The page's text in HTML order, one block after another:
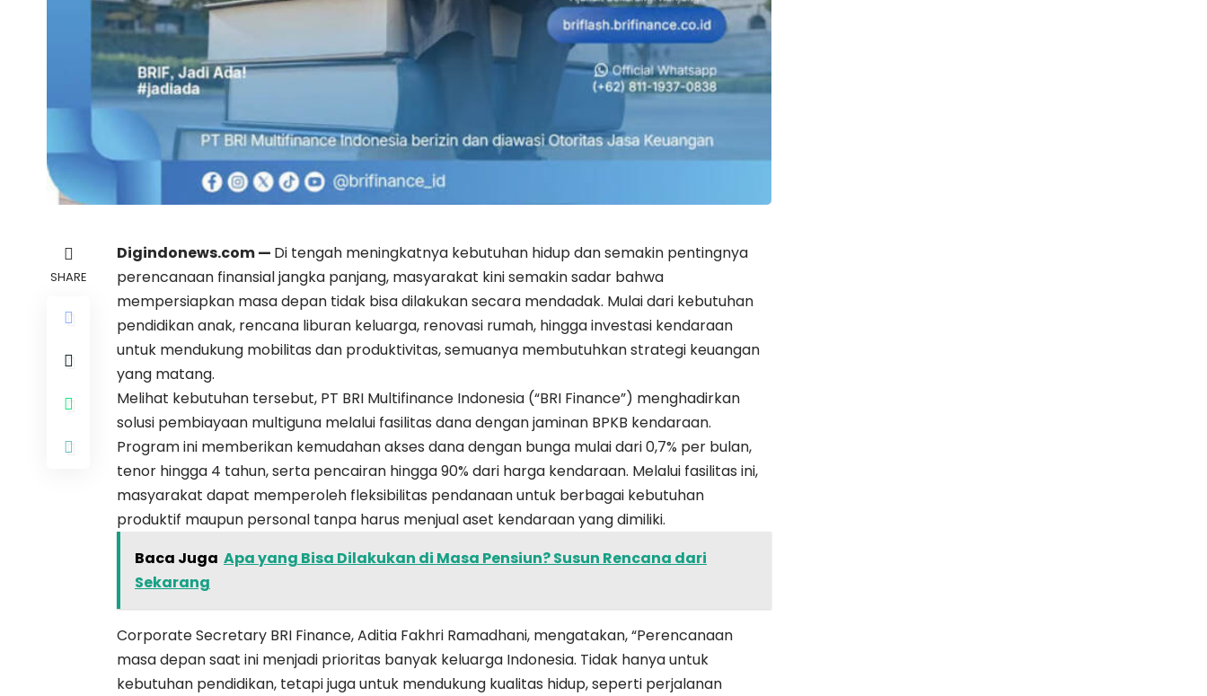
SHARE
Digindonews.com— Di tengah meningkatnya kebutuhan hidup dan semakin pentingnya
perencanaan finansial jangka panjang, masyarakat kini semakin sadar bahwa
mempersiapkan masa depan tidak bisa dilakukan secara mendadak. Mulai dari kebutuhan
pendidikan anak, rencana liburan keluarga, renovasi rumah, hingga investasi kendaraan
untuk mendukung mobilitas dan produktivitas, semuanya membutuhkan strategi keuangan
yang matang.
Melihat kebutuhan tersebut, PT BRI Multifinance Indonesia (“BRI Finance”) menghadirkan
solusi pembiayaan multiguna melalui fasilitas dana dengan jaminan BPKB kendaraan.
Program ini memberikan kemudahan akses dana dengan bunga mulai dari 0,7% per bulan,
tenor hingga 4 tahun, serta pencairan hingga 90% dari harga kendaraan. Melalui fasilitas ini,
masyarakat dapat memperoleh fleksibilitas pendanaan untuk berbagai kebutuhan
produktif maupun personal tanpa harus menjual aset kendaraan yang dimiliki.
Baca Juga Apa yang Bisa Dilakukan di Masa Pensiun? Susun Rencana dari
Sekarang
Corporate Secretary BRI Finance, Aditia Fakhri Ramadhani, mengatakan, “Perencanaan
masa depan saat ini menjadi prioritas banyak keluarga Indonesia. Tidak hanya untuk
kebutuhan pendidikan, tetapi juga untuk mendukung kualitas hidup, seperti perjalanan